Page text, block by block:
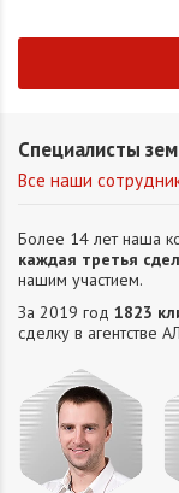
Специалисты
Все наши
Более 14 лет наша
каждая третья
нашим участием.
За 2019 год 1823
сделку в агентстве